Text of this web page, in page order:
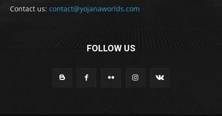
Contact us: contact@yojanaworlds.com
FOLLOW US